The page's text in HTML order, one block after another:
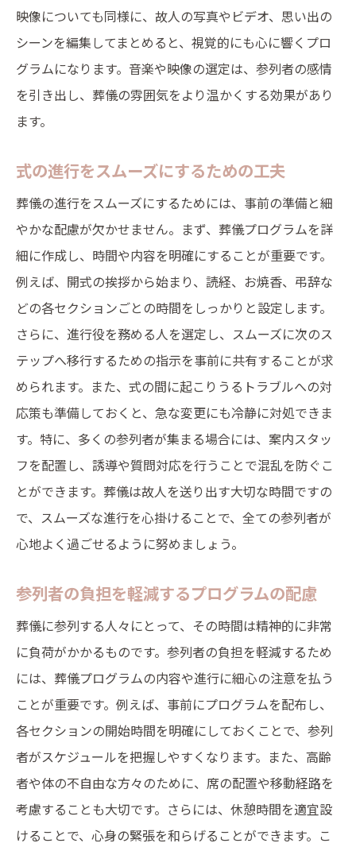
映像についても同様に、故人の写真やビデオ、思い出の
シーンを編集してまとめると、視覚的にも心に響くプロ
グラムになります。音楽や映像の選定は、参列者の感情
を引き出し、葬儀の雰囲気をより温かくする効果があり
ます。
式の進行をスムーズにするための工夫
葬儀の進行をスムーズにするためには、事前の準備と細
やかな配慮が欠かせません。まず、葬儀プログラムを詳
細に作成し、時間や内容を明確にすることが重要です。
例えば、開式の挨拶から始まり、読経、お焼香、弔辞な
どの各セクションごとの時間をしっかりと設定します。
さらに、進行役を務める人を選定し、スムーズに次のス
テップへ移行するための指示を事前に共有することが求
められます。また、式の間に起こりうるトラブルへの対
応策も準備しておくと、急な変更にも冷静に対処できま
す。特に、多くの参列者が集まる場合には、案内スタッ
フを配置し、誘導や質問対応を行うことで混乱を防ぐこ
とができます。葬儀は故人を送り出す大切な時間ですの
で、スムーズな進行を心掛けることで、全ての参列者が
心地よく過ごせるように努めましょう。
参列者の負担を軽減するプログラムの配慮
葬儀に参列する人々にとって、その時間は精神的に非常
に負荷がかかるものです。参列者の負担を軽減するため
には、葬儀プログラムの内容や進行に細心の注意を払う
ことが重要です。例えば、事前にプログラムを配布し、
各セクションの開始時間を明確にしておくことで、参列
者がスケジュールを把握しやすくなります。また、高齢
者や体の不自由な方々のために、席の配置や移動経路を
考慮することも大切です。さらには、休憩時間を適宜設
けることで、心身の緊張を和らげることができます。こ